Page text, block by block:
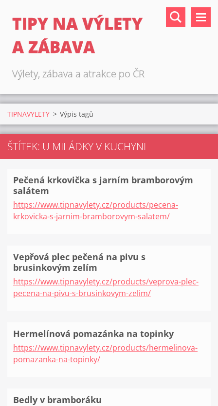
TIPY NA VÝLETY
A ZÁBAVA
Výlety, zábava a atrakce po ČR
TIPNAVYLETY > Výpis tagů
ŠTÍTEK: U MILÁDKY V KUCHYNI
Pečená krkovička s jarním bramborovým
salátem
https://www.tipnavylety.cz/products/pecena-
krkovicka-s-jarnim-bramborovym-salatem/
Vepřová plec pečená na pivu s
brusinkovým zelím
https://www.tipnavylety.cz/products/veprova-plec-
pecena-na-pivu-s-brusinkovym-zelim/
Hermelínová pomazánka na topinky
https://www.tipnavylety.cz/products/hermelinova-
pomazanka-na-topinky/
Bedly v bramboráku